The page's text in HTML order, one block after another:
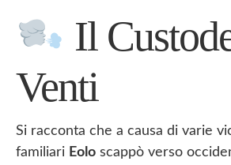
Il
Venti
Si racconta che a causa di varie
familiari Eolo scappò verso